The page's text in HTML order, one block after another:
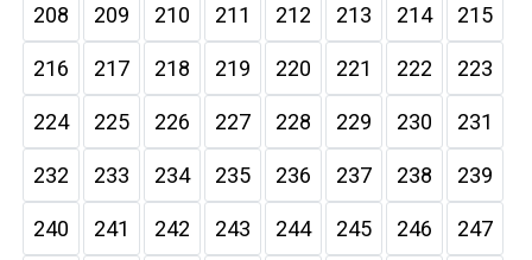
208 209 210 211 212 213 214 215
216 217 218 219 220 221 222 223
224 225 226 227 228 229 230 231
232 233 234 235 236 237 238 239
240 241 242 243 244 245 246 247